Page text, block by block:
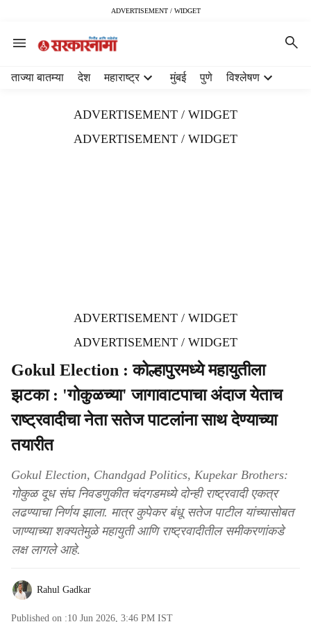
ADVERTISEMENT / WIDGET
ताज्या बातम्या देश महाराष्ट्र मुंबई पुणे विश्लेषण
ADVERTISEMENT / WIDGET
ADVERTISEMENT / WIDGET
ADVERTISEMENT / WIDGET
ADVERTISEMENT / WIDGET
Gokul Election : कोल्हापुरमध्ये महायुतीला
झटका : 'गोकुळच्या' जागावाटपाचा अंदाज येताच
राष्ट्रवादीचा नेता सतेज पाटलांना साथ देण्याच्या
तयारीत
Gokul Election, Chandgad Politics, Kupekar Brothers:
गोकुळ दूध संघ निवडणुकीत चंदगडमध्ये दोन्ही राष्ट्रवादी एकत्र
लढण्याचा निर्णय झाला. मात्र कुपेकर बंधू सतेज पाटील यांच्यासोबत
जाण्याच्या शक्यतेमुळे महायुती आणि राष्ट्रवादीतील समीकरणांकडे
लक्ष लागले आहे.
Rahul Gadkar
Published on :10 Jun 2026, 3:46 PM IST